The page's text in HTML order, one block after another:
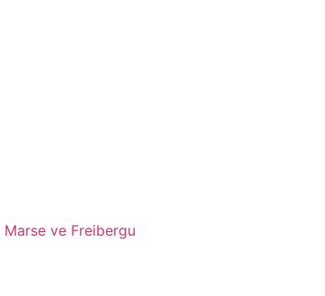
ve Freibergu